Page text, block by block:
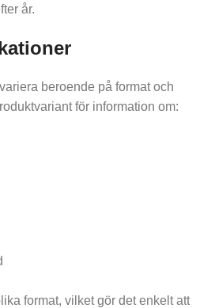
år.
beroende på format och
för information om:
format, vilket gör det enkelt att